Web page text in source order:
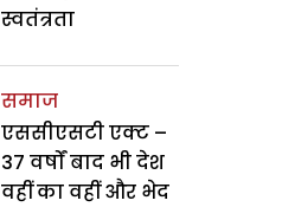
स्वतंत्रता
समाज
एससीएसटी एक्ट –
37 वर्षों बाद भी देश
वहीं का वहीं और भेद